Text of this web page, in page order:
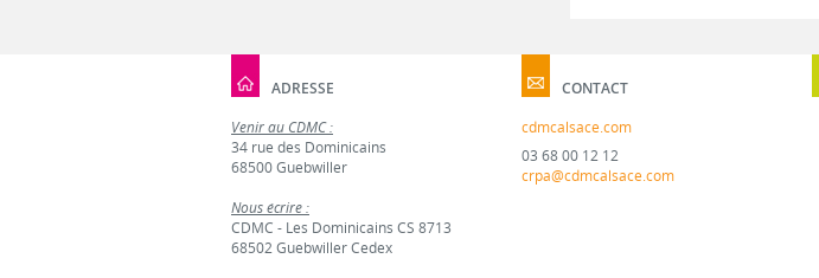
ADRESSE
Venir au CDMC :
34 rue des Dominicains
68500 Guebwiller
Nous écrire :
CDMC - Les Dominicains CS 8713
68502 Guebwiller Cedex
CONTACT
cdmcalsace.com
03 68 00 12 12
crpa@cdmcalsace.com